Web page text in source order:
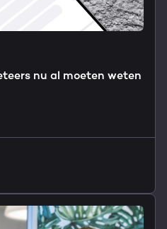
nu al moeten weten